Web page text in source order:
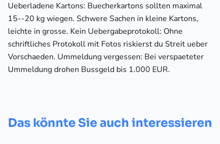
Ueberladene Kartons: Buecherkartons sollten maximal
15--20 kg wiegen. Schwere Sachen in kleine Kartons,
leichte in grosse. Kein Uebergabeprotokoll: Ohne
schriftliches Protokoll mit Fotos riskierst du Streit ueber
Vorschaeden. Ummeldung vergessen: Bei verspaeteter
Ummeldung drohen Bussgeld bis 1.000 EUR.
Das könnte Sie auch interessieren